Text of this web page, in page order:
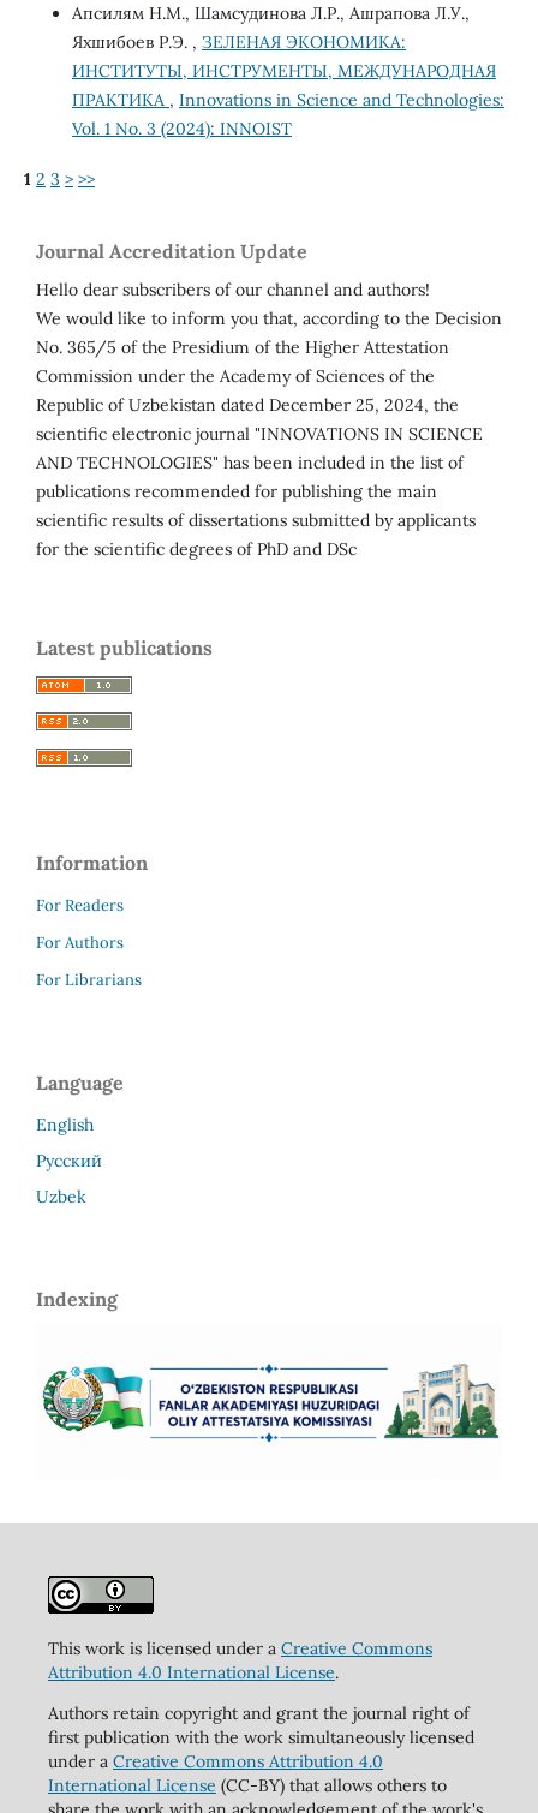
Апсилям Н.М., Шамсудинова Л.Р., Ашрапова Л.У.,
Яхшибоев Р.Э. , ЗЕЛЕНАЯ ЭКОНОМИКА:
ИНСТИТУТЫ, ИНСТРУМЕНТЫ, МЕЖДУНАРОДНАЯ
ПРАКТИКА , Innovations in Science and Technologies:
Vol. 1 No. 3 (2024): INNOIST
1 2 3 > >>
Journal Accreditation Update
Hello dear subscribers of our channel and authors!
We would like to inform you that, according to the Decision
No. 365/5 of the Presidium of the Higher Attestation
Commission under the Academy of Sciences of the
Republic of Uzbekistan dated December 25, 2024, the
scientific electronic journal "INNOVATIONS IN SCIENCE
AND TECHNOLOGIES" has been included in the list of
publications recommended for publishing the main
scientific results of dissertations submitted by applicants
for the scientific degrees of PhD and DSc
Latest publications
Information
For Readers
For Authors
For Librarians
Language
English
Русский
Uzbek
Indexing
This work is licensed under a Creative Commons
Attribution 4.0 International License.
Authors retain copyright and grant the journal right of
first publication with the work simultaneously licensed
under a Creative Commons Attribution 4.0
International License (CC-BY) that allows others to